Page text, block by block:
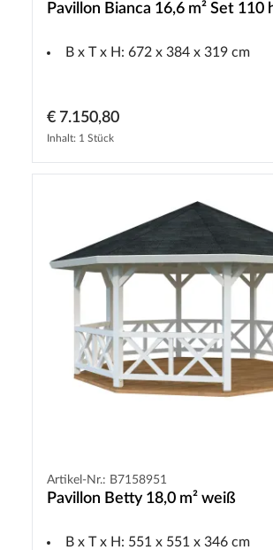
Pavillon Bianca 16,6 m² Set 110
B x T x H: 672 x 384 x 319 cm
€ 7.150,80
Inhalt: 1 Stück
Artikel-Nr.: B7158951
Pavillon Betty 18,0 m² weiß
B x T x H: 551 x 551 x 346 cm